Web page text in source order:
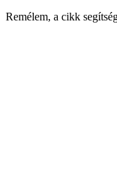
Remélem, a cikk